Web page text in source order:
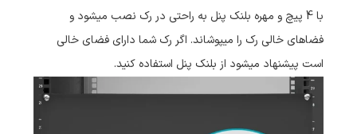
با 4 پیچ و مهره بلنک پنل به راحتی در رک نصب میشود و
فضاهای خالی رک را میپوشاند. اگر رک شما دارای فضای خالی
است پیشنهاد میشود از بلنک پنل استفاده کنید.